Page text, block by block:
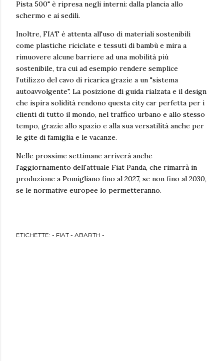
Pista 500" è ripresa negli interni: dalla plancia allo
schermo e ai sedili.
Inoltre, FIAT è attenta all'uso di materiali sostenibili
come plastiche riciclate e tessuti di bambù e mira a
rimuovere alcune barriere ad una mobilità più
sostenibile, tra cui ad esempio rendere semplice
l’utilizzo del cavo di ricarica grazie a un "sistema
autoavvolgente". La posizione di guida rialzata e il design
che ispira solidità rendono questa city car perfetta per i
clienti di tutto il mondo, nel traffico urbano e allo stesso
tempo, grazie allo spazio e alla sua versatilità anche per
le gite di famiglia e le vacanze.
Nelle prossime settimane arriverà anche
l'aggiornamento dell'attuale Fiat Panda, che rimarrà in
produzione a Pomigliano fino al 2027, se non fino al 2030,
se le normative europee lo permetteranno.
ETICHETTE: - FIAT - ABARTH -